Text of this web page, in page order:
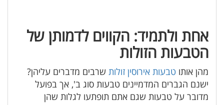
אחת ולתמיד: הקווים לדמותן של
הטבעות הזולות
מהן אותו טבעות אירוסין זולות שרבים מדברים עליהן?
ישנם הגברים המדמיינים טבעות סוג ב', אך בפועל
מדובר על טבעות שגם אתם תופתעו לגלות שהן